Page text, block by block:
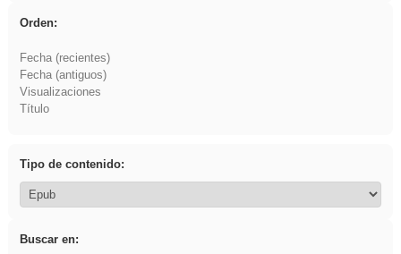
Orden:
Fecha (recientes)
Fecha (antiguos)
Visualizaciones
Título
Tipo de contenido:
Buscar en: